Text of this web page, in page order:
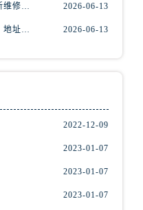
北京浪琴官方售后服务中心｜全新维修门店地址及电话权威信息公示（2026年6月最新） 2026-06-13
亲身探访浪琴北京官方售后中心｜地址报修全流程真实经历（2026年6月最新） 2026-06-13
2022-12-09
2023-01-07
2023-01-07
2023-01-07